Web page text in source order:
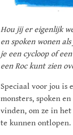
Hou jij er eigenlijk
en spoken wonen
je een cycloop of
een Roc kunt zien
Speciaal voor jou is
monsters, spoken
vinden, om ze in
te kunnen ontlopen.